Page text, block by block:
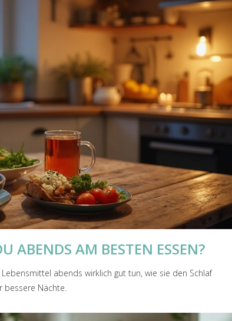
ABENDS AM BESTEN ESSEN?
abends wirklich gut tun, wie sie den Schlaf
bessere Nächte.